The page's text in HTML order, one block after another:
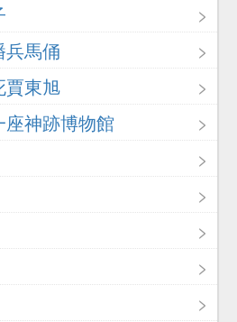
兵馬俑
賈東旭
神跡博物館